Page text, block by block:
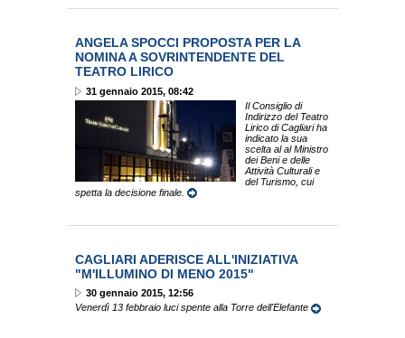
ANGELA SPOCCI PROPOSTA PER LA
NOMINA A SOVRINTENDENTE DEL
TEATRO LIRICO
31 gennaio 2015, 08:42
Il Consiglio di
Indirizzo del Teatro
Lirico di Cagliari ha
indicato la sua
scelta al al Ministro
dei Beni e delle
Attività Culturali e
del Turismo, cui
spetta la decisione finale.
CAGLIARI ADERISCE ALL'INIZIATIVA
"M'ILLUMINO DI MENO 2015"
30 gennaio 2015, 12:56
Venerdì 13 febbraio luci spente alla Torre dell'Elefante